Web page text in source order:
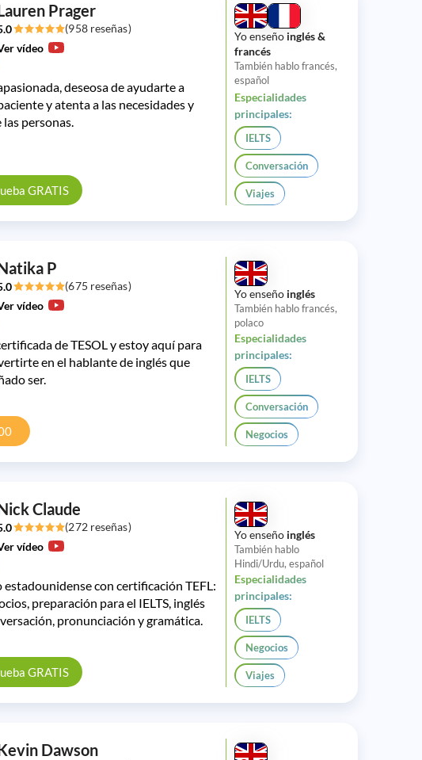
Prager
(958 reseñas)
vídeo
deseosa de ayudarte a
y atenta a las necesidades y
personas.
GRATIS
Yo enseño inglés &
francés
También hablo francés,
español
Especialidades
principales:
IELTS
Conversación
Viajes
P
(675 reseñas)
vídeo
de TESOL y estoy aquí para
en el hablante de inglés que
ser.
Yo enseño inglés
También hablo francés,
polaco
Especialidades
principales:
IELTS
Conversación
Negocios
Claude
(272 reseñas)
vídeo
con certificación TEFL:
preparación para el IELTS, inglés
pronunciación y gramática.
GRATIS
Yo enseño inglés
También hablo
Hindi/Urdu, español
Especialidades
principales:
IELTS
Negocios
Viajes
Dawson